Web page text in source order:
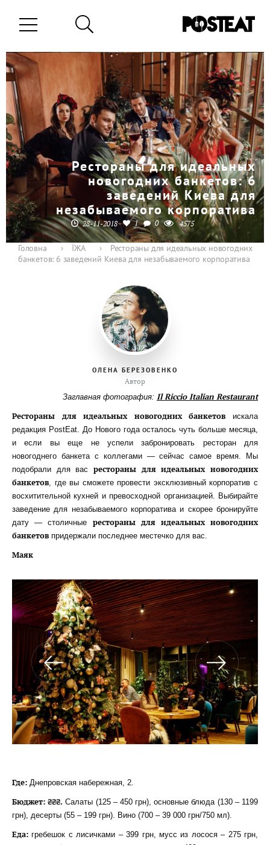
Рестораны для идеальных
новогодних банкетов: 6
заведений Киева для
незабываемого корпоратива
28-11-2018 1 0 4575
Головна › ЇЖА ›
Рестораны для идеальных новогодних
банкетов: 6 заведений Киева для незабываемого корпоратива
ОЛЕНА БЕРЕЗОВЕНКО
Автор
Заглавная фотография: Il Riccio Italian Restaurant
Рестораны для идеальных новогодних банкетов
искала
редакция PostEat. До Нового года осталось чуть больше месяца,
и если вы еще не успели забронировать ресторан для
новогоднего банкета с коллегами — сейчас самое время. Мы
подобрали для вас рестораны для идеальных новогодних
банкетов, где вы сможете провести эксклюзивный корпоратив с
восхитительной кухней и превосходной организацией. Выбирайте
заведение для незабываемого корпоратива и скорее бронируйте
дату — столичные рестораны для идеальных новогодних
банкетов придержали последнее местечко для вас.
Маяк
Где: Днепровская набережная, 2.
Бюджет: ₴₴₴. Салаты (125 – 450 грн), основные блюда (130 – 1199
грн), десерты (55 – 199 грн). Вино (700 – 39 000 грн/750 мл).
Еда: гребешок с лисичками – 399 грн, мусс из лосося – 275 грн,